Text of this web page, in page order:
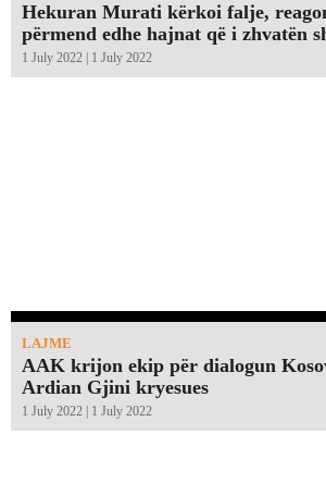
Hekuran Murati kërkoi falje,
përmend edhe hajnat që i zhvatën
1 July 2022 | 1 July 2022
LAJME
AAK krijon ekip për dialogun
Ardian Gjini kryesues
1 July 2022 | 1 July 2022